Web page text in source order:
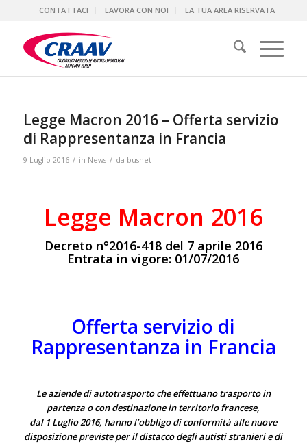
CONTATTACI LAVORA CON NOI LA TUA AREA RISERVATA
Legge Macron 2016 – Offerta servizio
di Rappresentanza in Francia
9 Luglio 2016 / in News / da busnet
Legge Macron 2016
Decreto n°2016-418 del 7 aprile 2016
Entrata in vigore: 01/07/2016
Offerta servizio di
Rappresentanza in Francia
Le aziende di autotrasporto che effettuano trasporto in
partenza o con destinazione in territorio francese,
dal 1 Luglio 2016, hanno l’obbligo di conformità alle nuove
disposizione previste per il distacco degli autisti stranieri e di